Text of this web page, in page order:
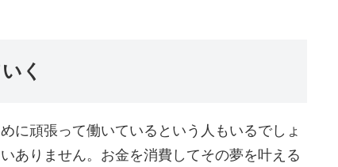
く
に頑張って働いているという人もいるでしょ
ありません。お金を消費してその夢を叶える